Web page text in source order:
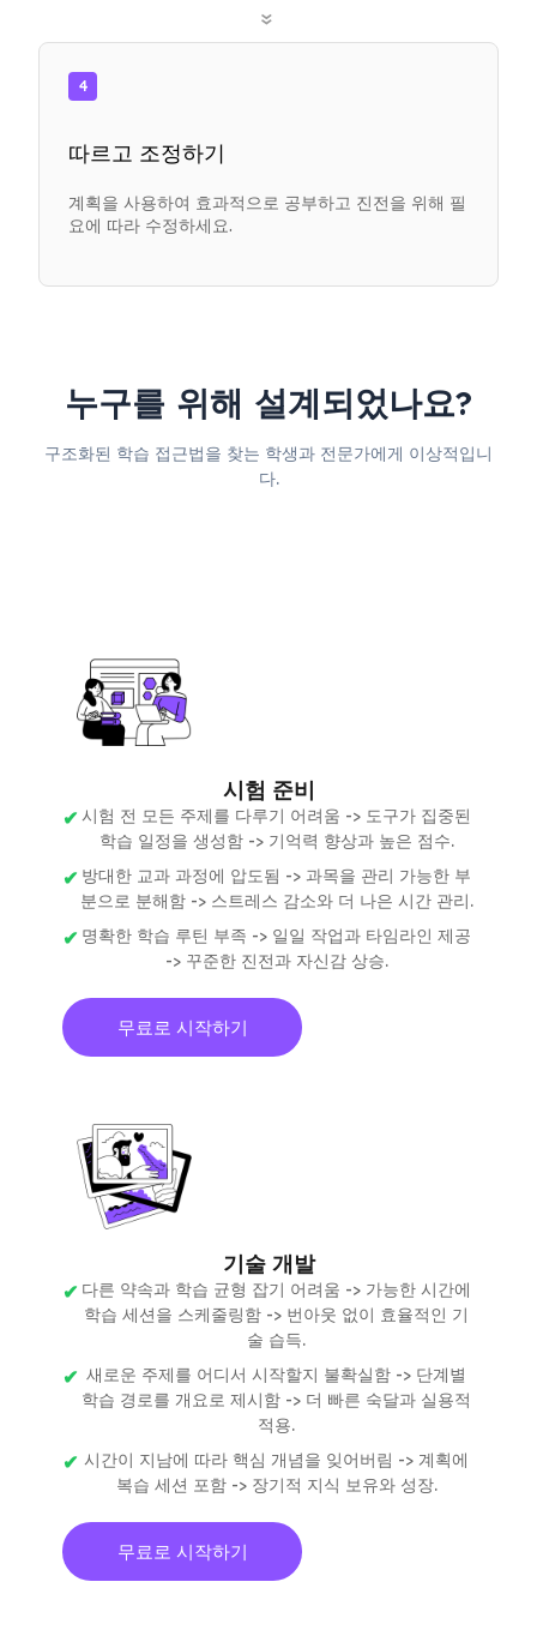
»
4
따르고 조정하기
계획을 사용하여 효과적으로 공부하고 진전을 위해 필
요에 따라 수정하세요.
누구를 위해 설계되었나요?
구조화된 학습 접근법을 찾는 학생과 전문가에게 이상적입니
다.
시험 준비
시험 전 모든 주제를 다루기 어려움 -> 도구가 집중된
학습 일정을 생성함 -> 기억력 향상과 높은 점수.
방대한 교과 과정에 압도됨 -> 과목을 관리 가능한 부
분으로 분해함 -> 스트레스 감소와 더 나은 시간 관리.
명확한 학습 루틴 부족 -> 일일 작업과 타임라인 제공
-> 꾸준한 진전과 자신감 상승.
무료로 시작하기
기술 개발
다른 약속과 학습 균형 잡기 어려움 -> 가능한 시간에
학습 세션을 스케줄링함 -> 번아웃 없이 효율적인 기
술 습득.
새로운 주제를 어디서 시작할지 불확실함 -> 단계별
학습 경로를 개요로 제시함 -> 더 빠른 숙달과 실용적
적용.
시간이 지남에 따라 핵심 개념을 잊어버림 -> 계획에
복습 세션 포함 -> 장기적 지식 보유와 성장.
무료로 시작하기